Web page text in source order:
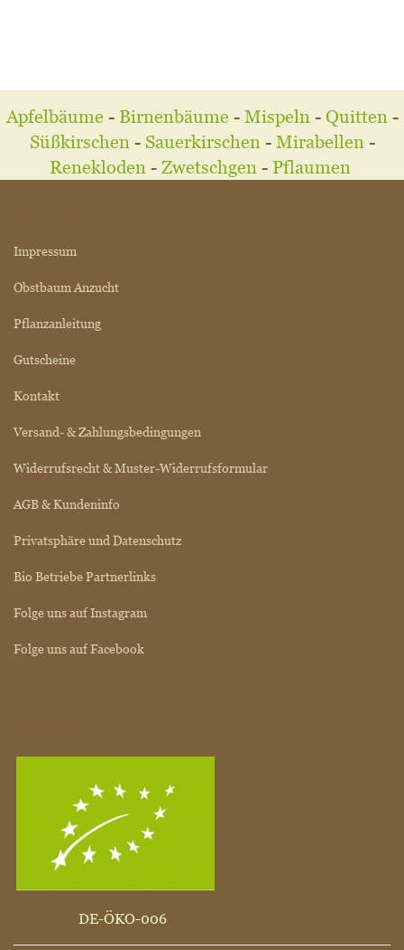
Apfelbäume - Birnenbäume - Mispeln- Quitten-
Süßkirschen - Sauerkirschen- Mirabellen -
Renekloden- Zwetschgen - Pflaumen
Impressum
Obstbaum Anzucht
Pflanzanleitung
Gutscheine
Kontakt
Versand- & Zahlungsbedingungen
Widerrufsrecht & Muster-Widerrufsformular
AGB & Kundeninfo
Privatsphäre und Datenschutz
Bio Betriebe Partnerlinks
Folge uns auf Instagram
Folge uns auf Facebook
DE-ÖKO-006